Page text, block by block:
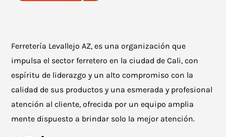
Ferretería Levallejo AZ, es una organización que
impulsa el sector ferretero en la ciudad de Cali, con
espíritu de liderazgo y un alto compromiso con la
calidad de sus productos y una esmerada y profesional
atención al cliente, ofrecida por un equipo amplia
mente dispuesto a brindar solo la mejor atención.